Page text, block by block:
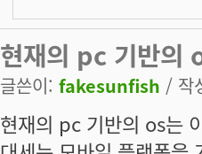
현재의 pc 기반의
글쓴이: fakesunfish / 작
현재의 pc 기반의 os는